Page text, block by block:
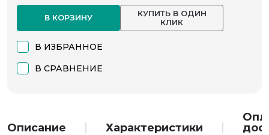
В КОРЗИНУ
КУПИТЬ В ОДИН
КЛИК
В ИЗБРАННОЕ
В СРАВНЕНИЕ
Описание Характеристики